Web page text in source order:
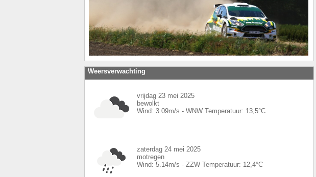
Weersverwachting
vrijdag 23 mei 2025
bewolkt
Wind: 3.09m/s - WNW Temperatuur: 13,5°C
zaterdag 24 mei 2025
motregen
Wind: 5.14m/s - ZZW Temperatuur: 12,4°C